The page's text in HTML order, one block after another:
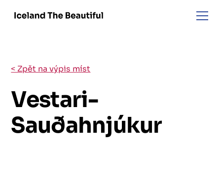
< Zpět na výpis míst
Vestari-
Sauðahnjúkur